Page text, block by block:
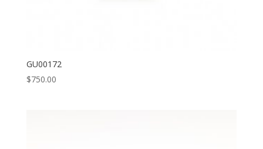
GU00172
$750.00